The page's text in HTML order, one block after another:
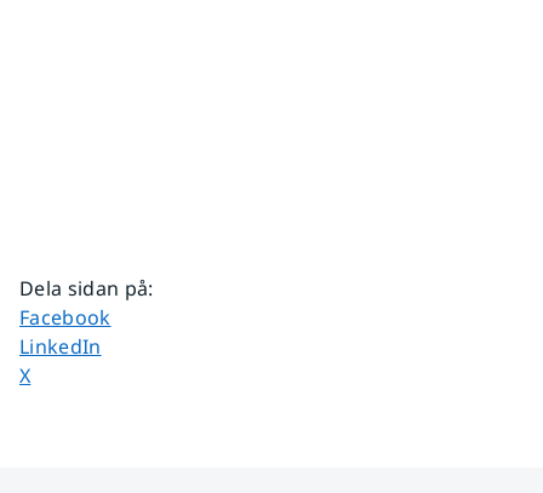
Dela sidan på:
Dela sidan på
Facebook
Dela sidan på
LinkedIn
Dela sidan på
X